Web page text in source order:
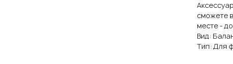
сможете
месте -
Вид:
Тип: Для